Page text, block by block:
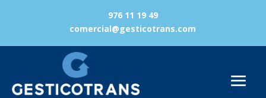
976 11 19 49
comercial@gesticotrans.com